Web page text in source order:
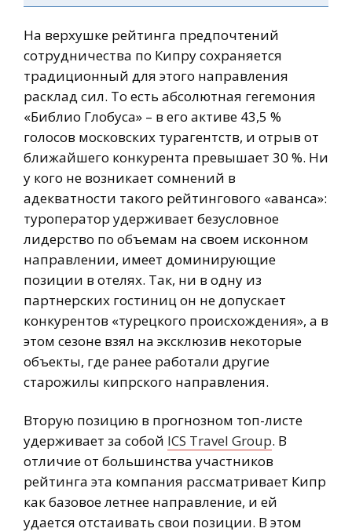
На верхушке рейтинга предпочтений
сотрудничества по Кипру сохраняется
традиционный для этого направления
расклад сил. То есть абсолютная гегемония
«Библио Глобуса» – в его активе 43,5 %
голосов московских турагентств, и отрыв от
ближайшего конкурента превышает 30 %. Ни
у кого не возникает сомнений в
адекватности такого рейтингового «аванса»:
туроператор удерживает безусловное
лидерство по объемам на своем исконном
направлении, имеет доминирующие
позиции в отелях. Так, ни в одну из
партнерских гостиниц он не допускает
конкурентов «турецкого происхождения», а в
этом сезоне взял на эксклюзив некоторые
объекты, где ранее работали другие
старожилы кипрского направления.
Вторую позицию в прогнозном топ-листе
удерживает за собой ICS Travel Group. В
отличие от большинства участников
рейтинга эта компания рассматривает Кипр
как базовое летнее направление, и ей
удается отстаивать свои позиции. В этом